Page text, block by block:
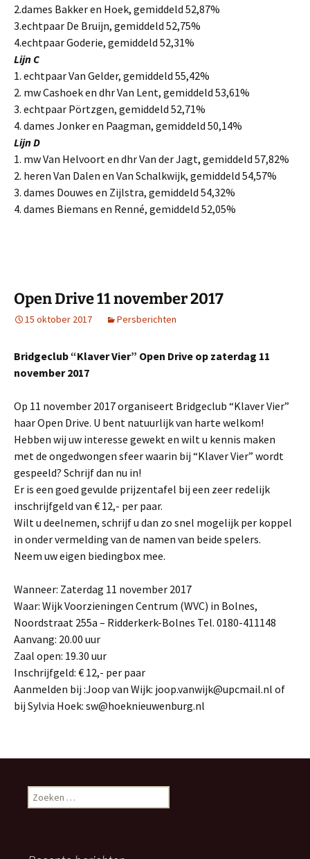
2.dames Bakker en Hoek, gemiddeld 52,87%
3.echtpaar De Bruijn, gemiddeld 52,75%
4.echtpaar Goderie, gemiddeld 52,31%
Lijn C
1. echtpaar Van Gelder, gemiddeld 55,42%
2. mw Cashoek en dhr Van Lent, gemiddeld 53,61%
3. echtpaar Pörtzgen, gemiddeld 52,71%
4. dames Jonker en Paagman, gemiddeld 50,14%
Lijn D
1. mw Van Helvoort en dhr Van der Jagt, gemiddeld 57,82%
2. heren Van Dalen en Van Schalkwijk, gemiddeld 54,57%
3. dames Douwes en Zijlstra, gemiddeld 54,32%
4. dames Biemans en Renné, gemiddeld 52,05%
Open Drive 11 november 2017
15 oktober 2017 Persberichten
Bridgeclub “Klaver Vier” Open Drive op zaterdag 11
november 2017
Op 11 november 2017 organiseert Bridgeclub “Klaver Vier”
haar Open Drive. U bent natuurlijk van harte welkom!
Hebben wij uw interesse gewekt en wilt u kennis maken
met de ongedwongen sfeer waarin bij “Klaver Vier” wordt
gespeeld? Schrijf dan nu in!
Er is een goed gevulde prijzentafel bij een zeer redelijk
inschrijfgeld van € 12,- per paar.
Wilt u deelnemen, schrijf u dan zo snel mogelijk per koppel
in onder vermelding van de namen van beide spelers.
Neem uw eigen biedingbox mee.
Wanneer: Zaterdag 11 november 2017
Waar: Wijk Voorzieningen Centrum (WVC) in Bolnes,
Noordstraat 255a – Ridderkerk-Bolnes Tel. 0180-411148
Aanvang: 20.00 uur
Zaal open: 19.30 uur
Inschrijfgeld: € 12,- per paar
Aanmelden bij :Joop van Wijk: joop.vanwijk@upcmail.nl of
bij Sylvia Hoek: sw@hoeknieuwenburg.nl
Zoeken
naar: